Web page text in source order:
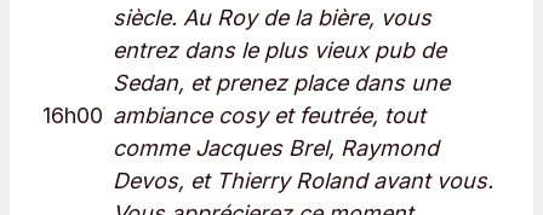
16h00
siècle. Au Roy de la bière, vous
entrez dans le plus vieux pub de
Sedan, et prenez place dans une
ambiance cosy et feutrée, tout
comme Jacques Brel, Raymond
Devos, et Thierry Roland avant vous.